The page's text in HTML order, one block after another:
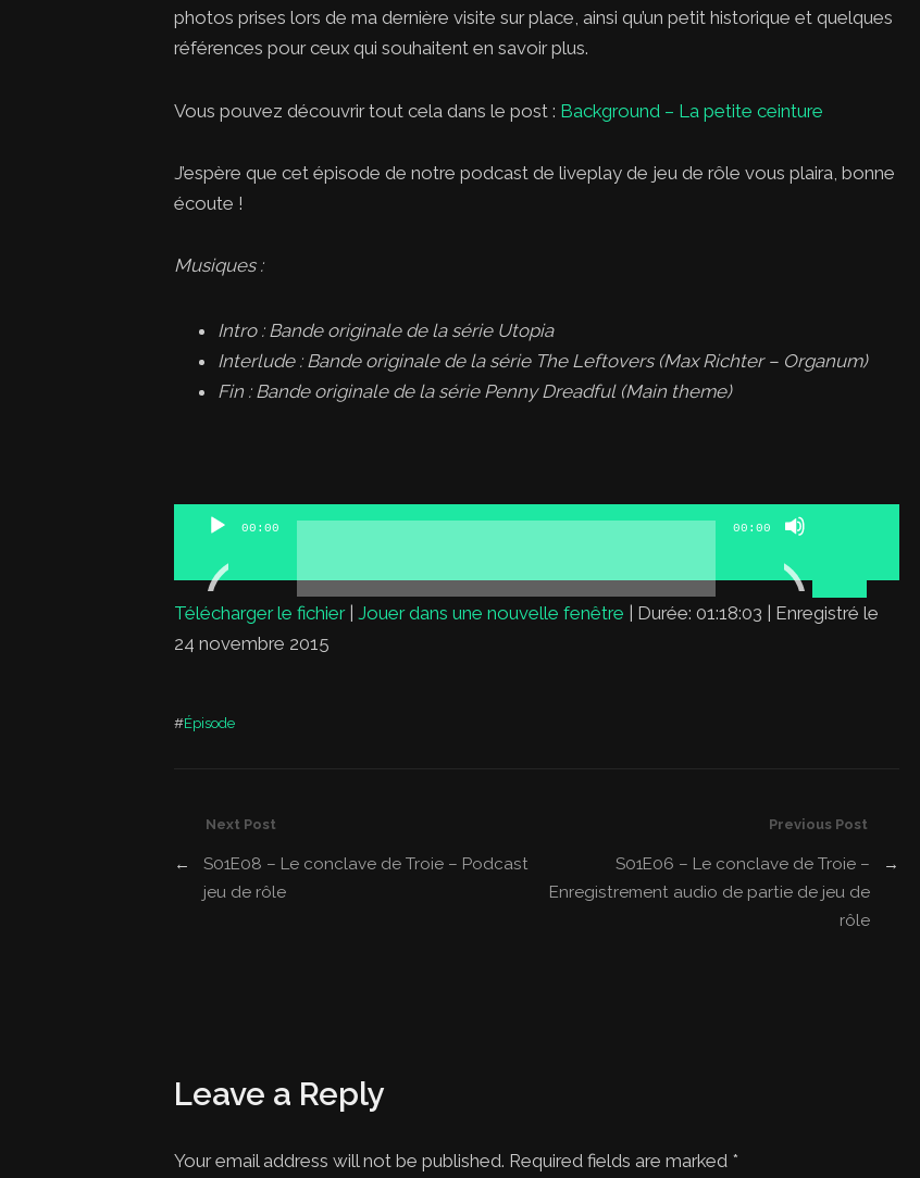
photos prises lors de ma dernière visite sur place, ainsi qu’un petit historique et quelques
références pour ceux qui souhaitent en savoir plus.
Vous pouvez découvrir tout cela dans le post : Background – La petite ceinture
J’espère que cet épisode de notre podcast de liveplay de jeu de rôle vous plaira, bonne
écoute !
Musiques :
Intro : Bande originale de la série Utopia
Interlude : Bande originale dela série The Leftovers (Max Richter – Organum)
Fin : Bande originale de la série Penny Dreadful (Main theme)
Lecteur
00:00 00:00
flèches
haut/bas
Télécharger le fichier| Jouer dans une nouvelle fenêtre Durée: 01:18:03
Enregistré le
24 novembre 2015
#Épisode
Previous Post
S01E06 – Le conclave de Troie –
Enregistrement audio de partie de jeu de
rôle
→
Next Post
←
S01E08 – Le conclave de Troie – Podcast
jeu de rôle
Leave a Reply
Your email address will not be published. Required fields are marked *